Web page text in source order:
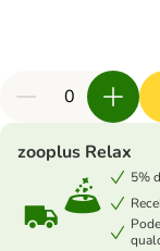
zooplus Relax
5%